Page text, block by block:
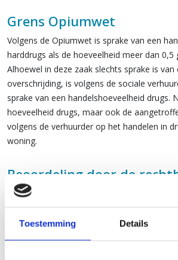
Toestemming Details
Grens Opiumwet
Volgens de Opiumwet is sprake van een
harddrugs als de hoeveelheid meer dan 0,5
Alhoewel in deze zaak slechts sprake is van
overschrijding, is volgens de sociale
sprake van een handelshoeveelheid drugs.
hoeveelheid drugs, maar ook de
volgens de verhuurder op het handelen in
woning.
Beoordeling door de
De aanwezigheid van een
handel daarin, is een tekortkoming in
verplichtingen die voortvloeien uit de